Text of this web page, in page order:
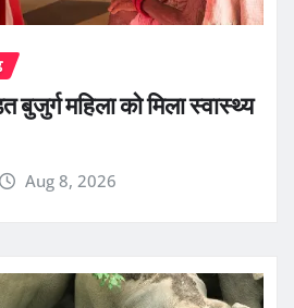
बुजुर्ग महिला को मिला स्वास्थ्य
Aug 8, 2026